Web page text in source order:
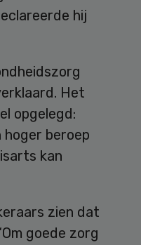
hij
Het
opgelegd:
beroep
kan
zien dat
goede zorg